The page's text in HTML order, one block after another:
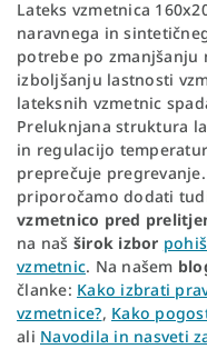
Lateks vzmetnica
naravnega in
potrebe po zmanjšanju
izboljšanju lastnosti
lateksnih vzmetnic
Preluknjana struktura
in regulacijo
preprečuje
priporočamo dodati
vzmetnico pred
na naš širok izbor
vzmetnic. Na našem
članke: Kako izbrati
vzmetnice?, Kako
ali Navodila in nasveti